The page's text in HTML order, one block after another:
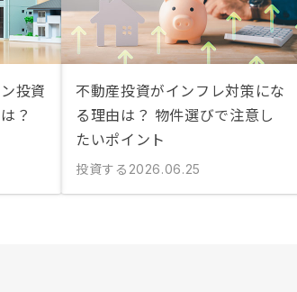
投資
？
不動産投資がインフレ対策にな
る理由は？ 物件選びで注意し
たいポイント
投資する 2026.06.25